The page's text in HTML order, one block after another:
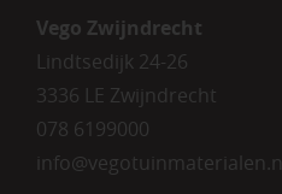
Vego Zwijndrecht
Lindtsedijk 24-26
3336 LE Zwijndrecht
078 6199000
info@vegotuinmaterialen.nl